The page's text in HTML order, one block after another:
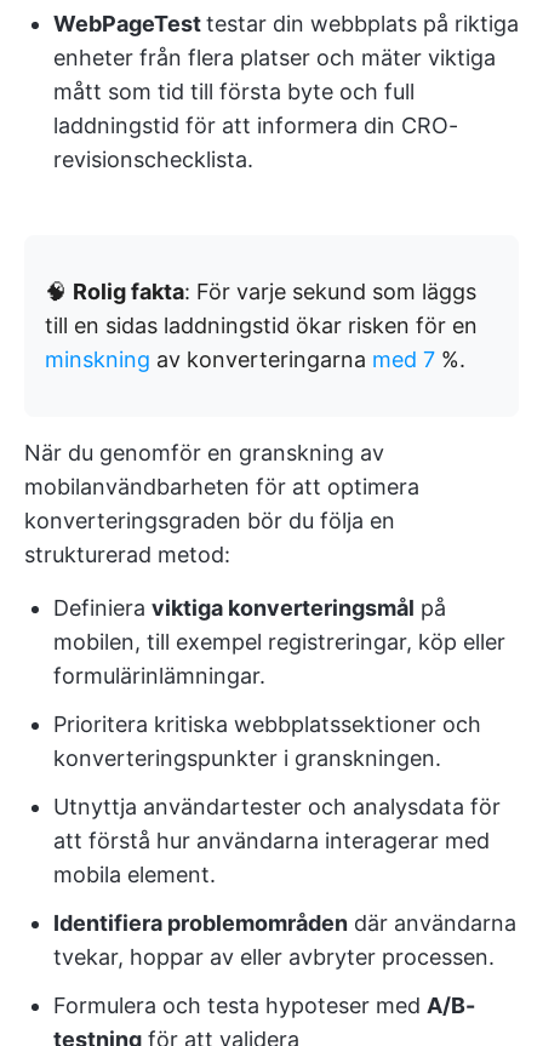
WebPageTesttestar din webbplats på riktiga
enheter från flera platser och mäter viktiga
mått som tid till första byte och full
laddningstid för att informera din CRO-
revisionschecklista.
🧠 Rolig fakta: För varje sekund som läggs
till en sidas laddningstid ökar risken för en
minskning av konverteringarna med 7 %.
När du genomför en granskning av
mobilanvändbarheten för att optimera
konverteringsgraden bör du följa en
strukturerad metod:
Definiera viktiga konverteringsmål på
mobilen, till exempel registreringar, köp eller
formulärinlämningar.
Prioritera kritiska webbplatssektioner och
konverteringspunkter i granskningen.
Utnyttja användartester och analysdata för
att förstå hur användarna interagerar med
mobila element.
Identifiera problemområden där användarna
tvekar, hoppar av eller avbryter processen.
Formulera och testa hypoteser med A/B-
testning för att validera